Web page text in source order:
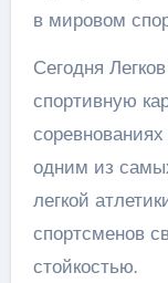
в мировом
Сегодня
спортивную
одним из
легкой
спортсменов
стойкостью.